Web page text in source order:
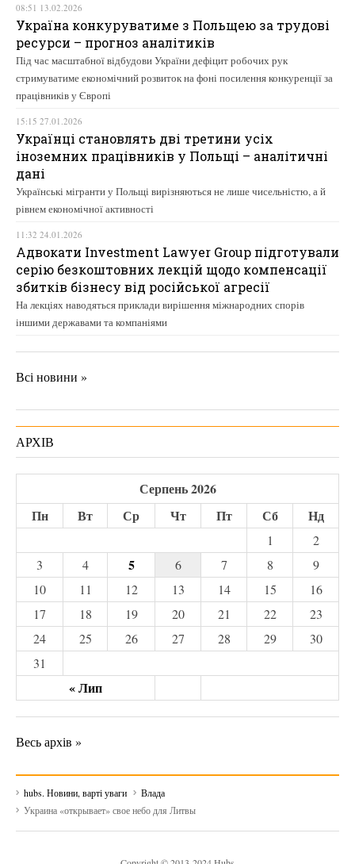
08:51 13.02.2026
Україна конкуруватиме з Польщею за трудові
ресурси – прогноз аналітиків
Під час масштабної відбудови України дефіцит робочих рук
стримуватиме економічний розвиток на фоні посилення конкуренції за
працівників у Європі
15:15 27.01.2026
Українці становлять дві третини усіх
іноземних працівників у Польщі – аналітичні
дані
Українські мігранти у Польщі вирізняються не лише чисельністю, а й
рівнем економічної активності
11:32 24.01.2026
Адвокати Investment Lawyer Group підготували
серію безкоштовних лекцій щодо компенсації
збитків бізнесу від російської агресії
На лекціях наводяться приклади вирішення міжнародних спорів
іншими державами та компаніями
Всі новини »
АРХІВ
Серпень 2026
Пн
Вт Ср Чт Пт Сб Нд
« Лип
1
2
3
4 5 6 7 8
9
10
11 12 13 14 15
16
17
18 19 20 21 22
23
24
25 26 27 28 29
30
31
Весь архів »
hubs. Новини, варті уваги
Влада
Украина «открывает» свое небо для Литвы